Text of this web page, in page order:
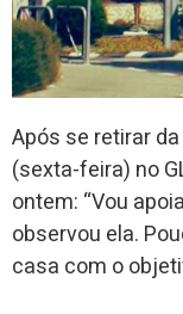
Após se retirar
(sexta-feira) no
ontem: “Vou
observou ela.
casa com o